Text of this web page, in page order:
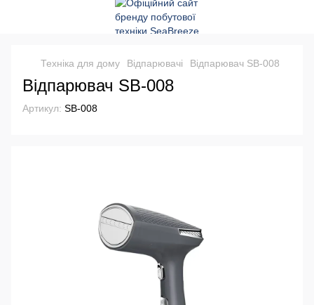
Техніка для дому Відпарювачі Відпарювач SB-008
Відпарювач SB-008
Артикул: SB-008